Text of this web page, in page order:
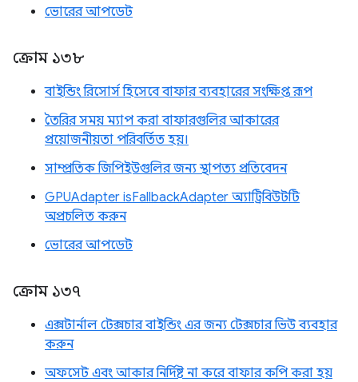
ভোরের আপডেট
ক্রোম ১৩৮
বাইন্ডিং রিসোর্স হিসেবে বাফার ব্যবহারের সংক্ষিপ্ত রূপ
তৈরির সময় ম্যাপ করা বাফারগুলির আকারের
প্রয়োজনীয়তা পরিবর্তিত হয়।
সাম্প্রতিক জিপিইউগুলির জন্য স্থাপত্য প্রতিবেদন
GPUAdapter isFallbackAdapter অ্যাট্রিবিউটটি
অপ্রচলিত করুন
ভোরের আপডেট
ক্রোম ১৩৭
এক্সটার্নাল টেক্সচার বাইন্ডিং এর জন্য টেক্সচার ভিউ ব্যবহার
করুন
অফসেট এবং আকার নির্দিষ্ট না করে বাফার কপি করা হয়